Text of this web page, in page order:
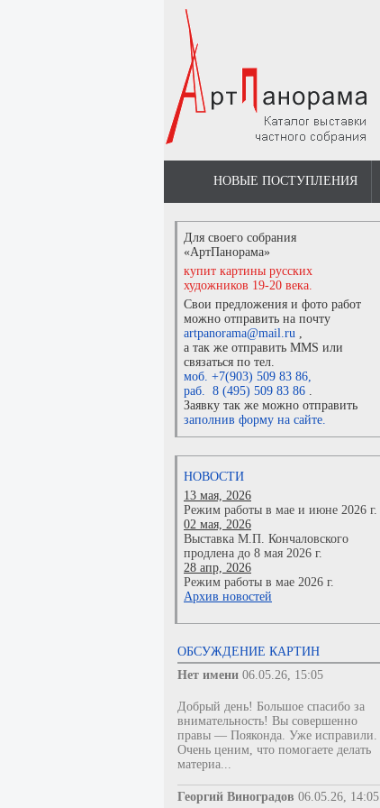
НОВЫЕ ПОСТУПЛЕНИЯ
Для своего собрания
«АртПанорама»
купит картины русских
художников 19-20 века.
Свои предложения и фото работ
можно отправить на почту
artpanorama@mail.ru ,
а так же отправить MMS или
связаться по тел.
моб. +7(903) 509 83 86,
раб. 8 (495) 509 83 86 .
Заявку так же можно отправить
заполнив форму на сайте.
НОВОСТИ
13 мая, 2026
Режим работы в мае и июне 2026 г.
02 мая, 2026
Выставка М.П. Кончаловского
продлена до 8 мая 2026 г.
28 апр, 2026
Режим работы в мае 2026 г.
Архив новостей
ОБСУЖДЕНИЕ КАРТИН
Нет имени 06.05.26, 15:05
Добрый день! Большое спасибо за
внимательность! Вы совершенно
правы — Пояконда. Уже исправили.
Очень ценим, что помогаете делать
материа...
Георгий Виноградов 06.05.26, 14:05